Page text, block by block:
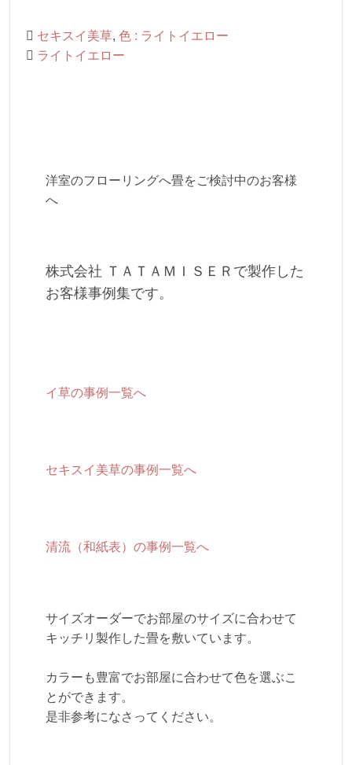
セキスイ美草, 色 : ライトイエロー
ライトイエロー
洋室のフローリングへ畳をご検討中のお客様
へ
株式会社 ＴＡＴＡＭＩＳＥＲで製作した
お客様事例集です。
イ草の事例一覧へ
セキスイ美草の事例一覧へ
清流（和紙表）の事例一覧へ
サイズオーダーでお部屋のサイズに合わせて
キッチリ製作した畳を敷いています。
カラーも豊富でお部屋に合わせて色を選ぶこ
とができます。
是非参考になさってください。